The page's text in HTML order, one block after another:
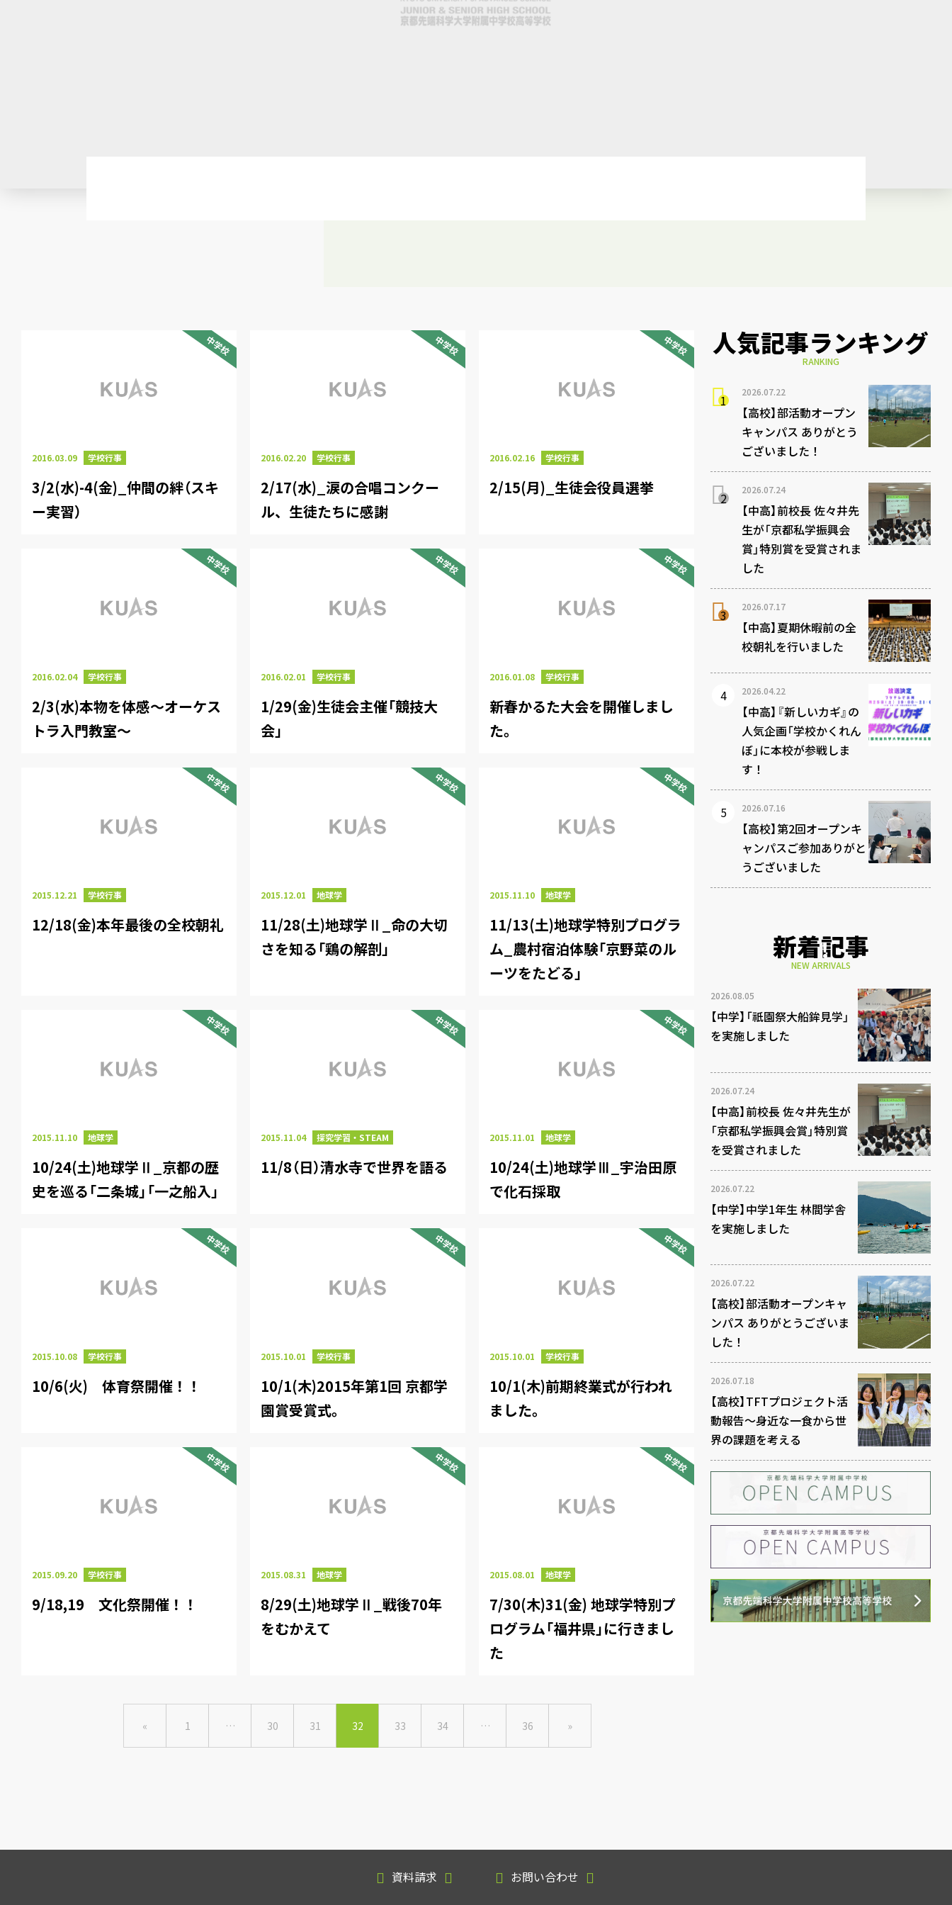
中学校
2016.03.09 学校行事
3/2(水)-4(金)_仲間の絆（スキ
ー実習）
中学校
2016.02.20 学校行事
2/17(水)_涙の合唱コンクー
ル、生徒たちに感謝
中学校
2016.02.16 学校行事
2/15(月)_生徒会役員選挙
中学校
2016.02.04 学校行事
2/3(水)本物を体感～オーケス
トラ入門教室～
中学校
2016.02.01 学校行事
1/29(金)生徒会主催「競技大
会」
中学校
2016.01.08 学校行事
新春かるた大会を開催しまし
た。
中学校
2015.12.21 学校行事
12/18(金)本年最後の全校朝礼
中学校
2015.12.01 地球学
11/28(土)地球学Ⅱ_命の大切
さを知る「鶏の解剖」
中学校
2015.11.10 地球学
11/13(土)地球学特別プログラ
ム_農村宿泊体験「京野菜のル
ーツをたどる」
中学校
2015.11.10 地球学
10/24(土)地球学Ⅱ_京都の歴
史を巡る「二条城」「一之船入」
中学校
2015.11.04 探究学習・STEAM
11/8（日）清水寺で世界を語る
中学校
2015.11.01 地球学
10/24(土)地球学Ⅲ_宇治田原
で化石採取
中学校
2015.10.08 学校行事
10/6(火) 体育祭開催！！
中学校
2015.10.01 学校行事
10/1(木)2015年第1回 京都学
園賞受賞式。
中学校
2015.10.01 学校行事
10/1(木)前期終業式が行われ
ました。
中学校
2015.09.20 学校行事
9/18,19 文化祭開催！！
中学校
2015.08.31 地球学
8/29(土)地球学Ⅱ_戦後70年
をむかえて
中学校
2015.08.01 地球学
7/30(木)31(金) 地球学特別プ
ログラム「福井県」に行きまし
た
« 1 … 30 31 32 33 34 … 36 »
人気記事ランキング
RANKING
2026.07.22
【高校】部活動オープン
キャンパス ありがとう
ございました！
2026.07.24
【中高】前校長 佐々井先
生が「京都私学振興会
賞」特別賞を受賞されま
した
2026.07.17
【中高】夏期休暇前の全
校朝礼を行いました
2026.04.22
【中高】『新しいカギ』の
人気企画「学校かくれん
ぼ」に本校が参戦しま
す！
2026.07.16
【高校】第2回オープンキ
ャンパスご参加ありがと
うございました
新着記事
NEW ARRIVALS
2026.08.05
【中学】「祇園祭大船鉾見学」
を実施しました
2026.07.24
【中高】前校長 佐々井先生が
「京都私学振興会賞」特別賞
を受賞されました
2026.07.22
【中学】中学1年生 林間学舎
を実施しました
2026.07.22
【高校】部活動オープンキャ
ンパス ありがとうございま
した！
2026.07.18
【高校】TFTプロジェクト活
動報告～身近な一食から世
界の課題を考える
資料請求 お問い合わせ